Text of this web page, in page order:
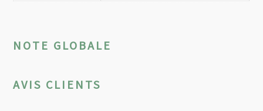
NOTE GLOBALE
AVIS CLIENTS